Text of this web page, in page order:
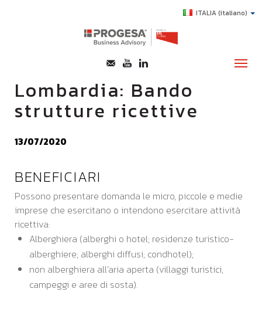
ITALIA(italiano)
CHI SIAMO
HIGHLIGHTS
E-LEARNING
AGEVOLAZIONI
SUCCESS STORY
CONTATTI
Lombardia: Bando
strutture ricettive
13/07/2020
BENEFICIARI
Possono presentare domanda le micro, piccole e medie
imprese che esercitano o intendono esercitare attività
ricettiva:
Alberghiera (alberghi o hotel; residenze turistico-
alberghiere; alberghi diffusi; condhotel);
non alberghiera all’aria aperta (villaggi turistici,
campeggi e aree di sosta).